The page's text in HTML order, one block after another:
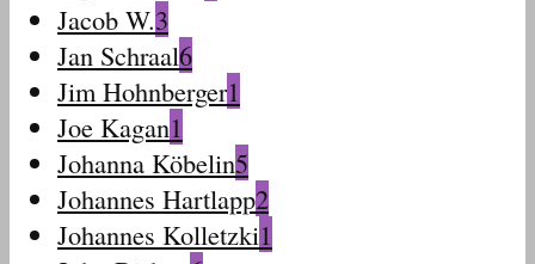
Jacob W.3
Jan Schraal6
Jim Hohnberger1
Joe Kagan1
Johanna Köbelin5
Johannes Hartlapp2
Johannes Kolletzki1